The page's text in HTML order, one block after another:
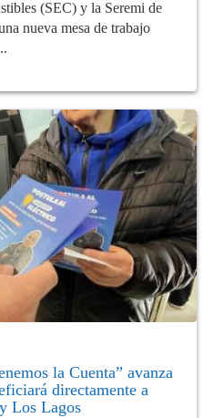
(SEC) y la Seremi de
nueva mesa de trabajo
la Cuenta” avanza
directamente a
Los Lagos